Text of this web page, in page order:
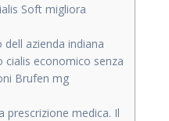
Soft migliora
azienda indiana
cialis economico senza
Brufen mg
prescrizione medica. Il